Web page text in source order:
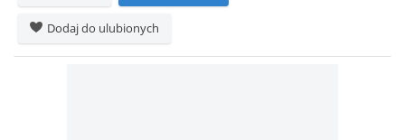
Dodaj do ulubionych